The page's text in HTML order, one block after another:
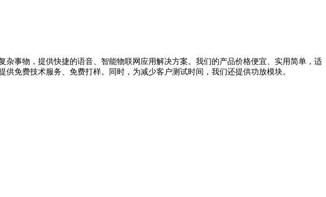
事物，提供快捷的语音、智能物联网应用解决方案。我们的产品价格便宜、实用简单，适
免费技术服务、免费打样。同时，为减少客户测试时间，我们还提供功放模块。